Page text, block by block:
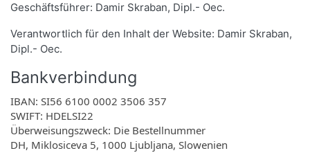
Geschäftsführer: Damir Skraban, Dipl.- Oec.
Verantwortlich für den Inhalt der Website: Damir Skraban,
Dipl.- Oec.
Bankverbindung
IBAN: SI56 6100 0002 3506 357
SWIFT: HDELSI22
Überweisungszweck: Die Bestellnummer
DH, Miklosiceva 5, 1000 Ljubljana, Slowenien